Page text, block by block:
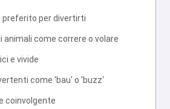
preferito per divertirti
animali come correre o volare
e vivide
come 'bau' o 'buzz'
coinvolgente